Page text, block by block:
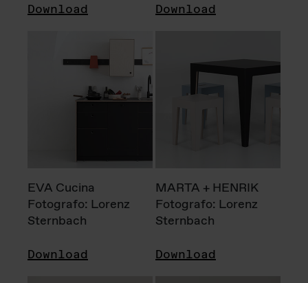
Download Download
EVA Cucina
Fotografo: Lorenz
Sternbach
Download
MARTA + HENRIK
Fotografo: Lorenz
Sternbach
Download